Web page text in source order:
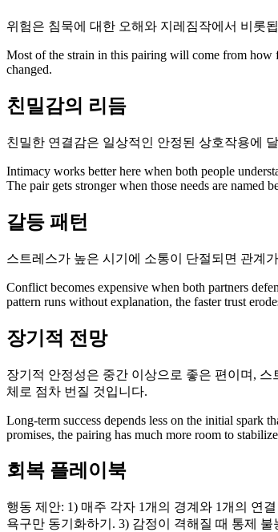
위험은 침묵에 대한 오해와 지레짐작에서 비롯
Most of the strain in this pairing will come from how
changed.
친밀감의 리듬
친밀한 연결감은 일상적인 안정된 상호작용에
Intimacy works better here when both people
The pair gets stronger when those needs are named
갈등 패턴
스트레스가 높은 시기에 소통이 단절되면 관계
Conflict becomes expensive when both partners
pattern runs without explanation, the faster trust
장기적 전망
장기적 안정성은 중간 이상으로 좋은 편이며,
체로 점차 번질 것입니다.
Long-term success depends less on the initial spark
promises, the pairing has much more room to
회복 플레이북
행동 제안: 1) 매주 각자 1개의 경계와 1개의 연
욕구만 동기화하기. 3) 감정이 격해질 때 통제